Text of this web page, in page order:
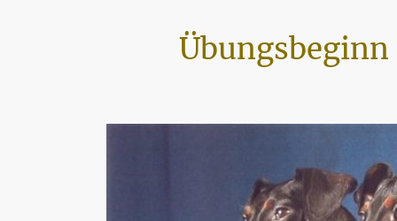
Übungsbeginn